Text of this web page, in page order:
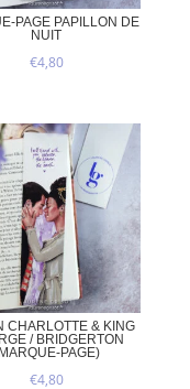
PAGE PAPILLON DE
NUIT
€4,80
CHARLOTTE & KING
/ BRIDGERTON
PAGE)
€4,80